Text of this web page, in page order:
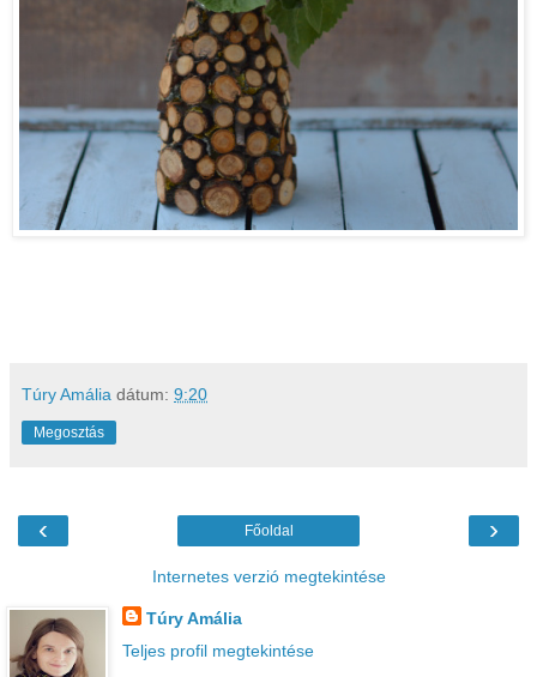
Túry Amália dátum: 9:20
Megosztás
‹ ›
Főoldal
Internetes verzió megtekintése
Túry Amália
Teljes profil megtekintése